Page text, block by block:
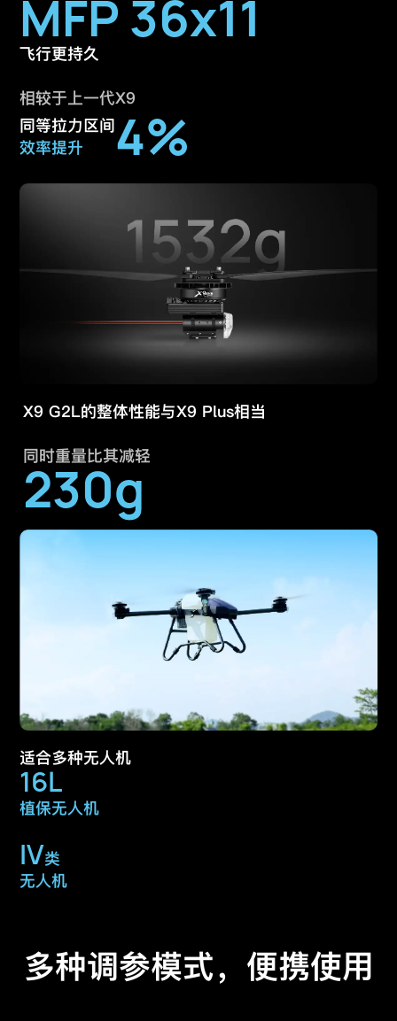
MFP 36x11
飞行更持久
相较于上一代X9
同等拉力区间
效率提升
4%
X9 G2L的整体性能与X9 Plus相当
同时重量比其减轻
230g
适合多种无人机
16L
植保无人机
IV类
无人机
多种调参模式，便携使用